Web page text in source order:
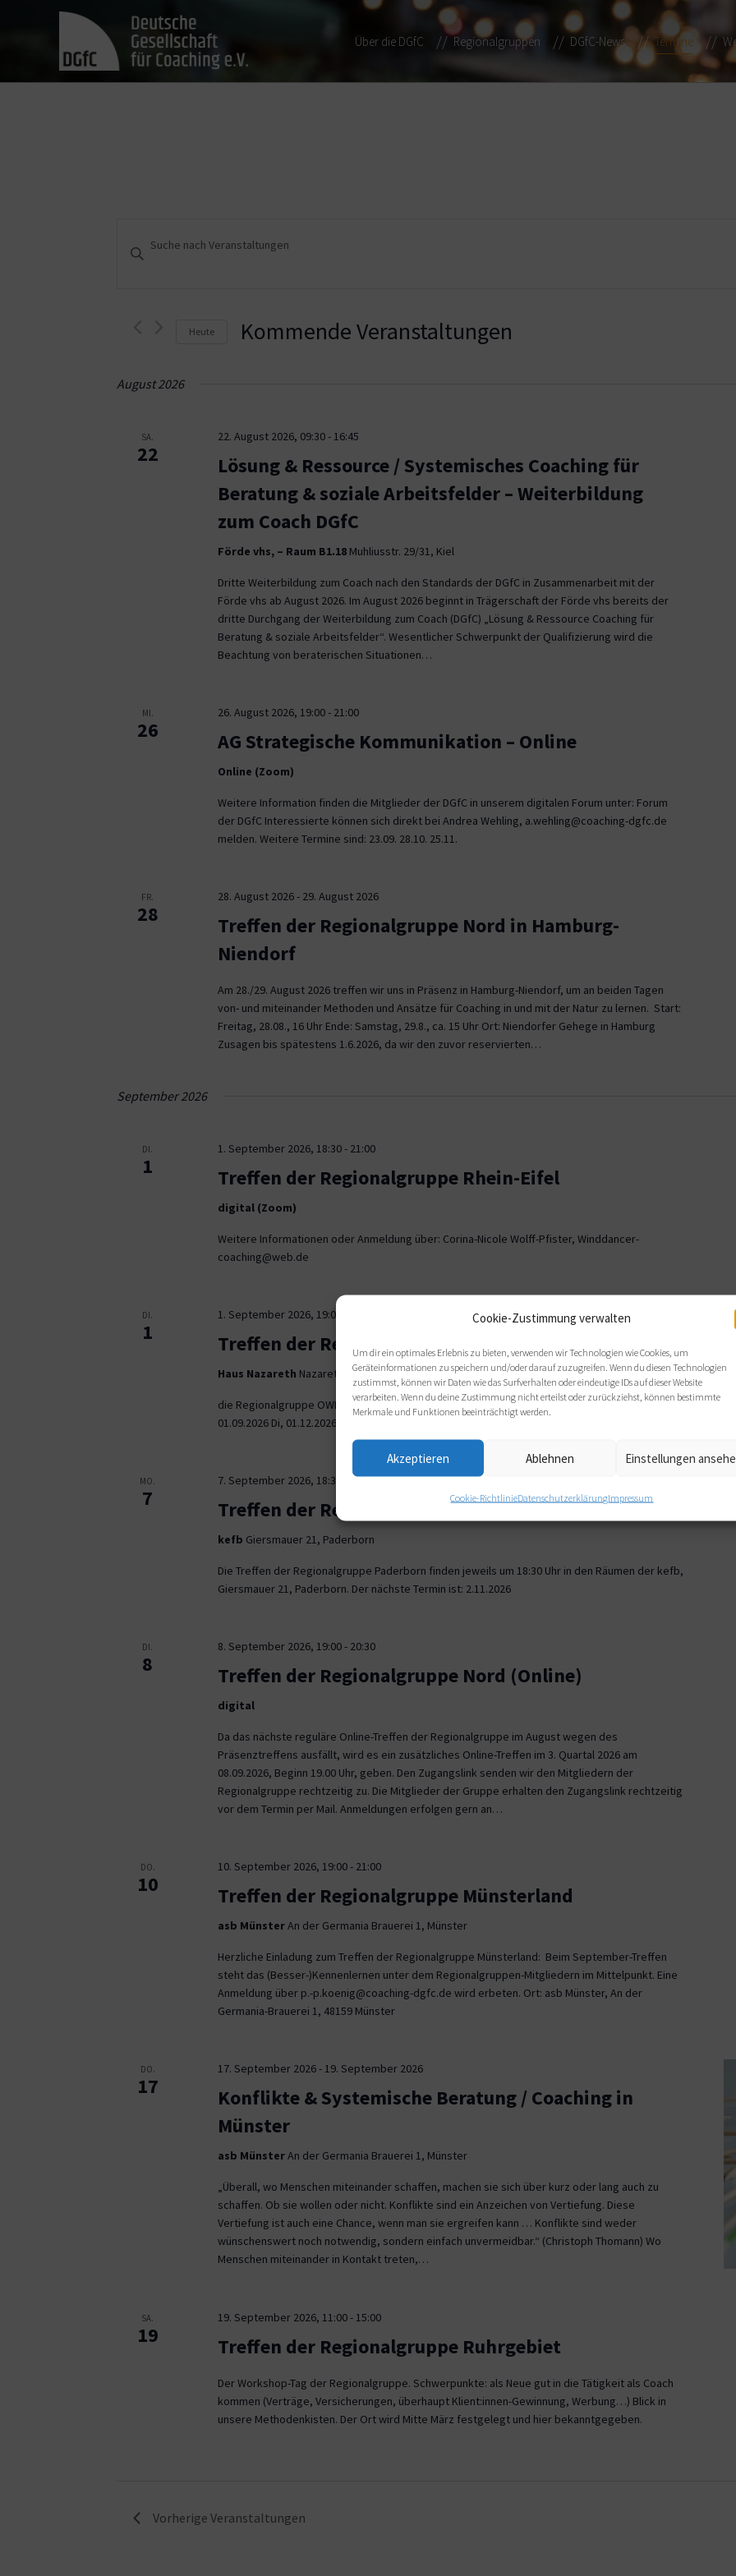
Cookie-Zustimmung verwalten
Um dir ein optimales Erlebnis zu bieten, verwenden wir Technologien wie Cookies, um
Geräteinformationen zu speichern und/oder darauf zuzugreifen. Wenn du diesen Technologien
zustimmst, können wir Daten wie das Surfverhalten oder eindeutige IDs auf dieser Website
verarbeiten. Wenn du deine Zustimmung nicht erteilst oder zurückziehst, können bestimmte
Merkmale und Funktionen beeinträchtigt werden.
Akzeptieren Ablehnen Einstellungen
Cookie-RichtlinieDatenschutzerklärungImpressum
Über die DGfC Regionalgruppen DGfC-News Termine
Veranstaltungen
Suche
Ansichten,
Navigation
Schlüsselwort
Heute Kommende Veranstaltungen
August 2026
SA.
22
22. August 2026, 09:30- 16:45
Lösung & Ressource / Systemisches Coaching für
Beratung & soziale Arbeitsfelder – Weiterbildung
zum Coach DGfC
Förde vhs, – Raum B1.18 Muhliusstr. 29/31, Kiel
Dritte Weiterbildung zum Coach nach den Standards der DGfC in Zusammenarbeit mit der
Förde vhs ab August 2026. Im August 2026 beginnt in Trägerschaft der Förde vhs bereits der
dritte Durchgang der Weiterbildung zum Coach (DGfC) „Lösung & Ressource Coaching für
Beratung & soziale Arbeitsfelder“. Wesentlicher Schwerpunkt der Qualifizierung wird die
Beachtung von beraterischen Situationen…
MI.
26
26. August 2026, 19:00- 21:00
AG Strategische Kommunikation – Online
Online (Zoom)
Weitere Information finden die Mitglieder der DGfC in unserem digitalen Forum unter: Forum
der DGfC Interessierte können sich direkt bei Andrea Wehling, a.wehling@coaching-dgfc.de
melden. Weitere Termine sind: 23.09. 28.10. 25.11.
FR.
28
28. August 2026- 29. August 2026
Treffen der Regionalgruppe Nord in Hamburg-
Niendorf
Am 28./29. August 2026 treffen wir uns in Präsenz in Hamburg-Niendorf, um an beiden Tagen
von- und miteinander Methoden und Ansätze für Coaching in und mit der Natur zu lernen. Start:
Freitag, 28.08., 16 Uhr Ende: Samstag, 29.8., ca. 15 Uhr Ort: Niendorfer Gehege in Hamburg
Zusagen bis spätestens 1.6.2026, da wir den zuvor reservierten…
September 2026
DI.
1
1. September 2026, 18:30- 21:00
Treffen der Regionalgruppe Rhein-Eifel
digital (Zoom)
Weitere Informationen oder Anmeldung über: Corina-Nicole Wolff-Pfister, Winddancer-
coaching@web.de
DI.
1
1. September 2026, 19:00
Treffen der Regionalgruppe OWL
Haus Nazareth Nazarethweg 5, Bielefeld
die Regionalgruppe OWL trifft sich wie gewohnt im Haus Nazareth an folgenden Terminen: Di,
01.09.2026 Di, 01.12.2026 jeweils von 19 bis 21 Uhr.
MO.
7
7. September 2026, 18:30 21:30
Treffen der Regionalgruppe Paderborn
kefb Giersmauer 21, Paderborn
Die Treffen der Regionalgruppe Paderborn finden jeweils um 18:30 Uhr in den Räumen der kefb,
Giersmauer 21, Paderborn. Der nächste Termin ist: 2.11.2026
DI.
8
8. September 2026, 19:00- 20:30
Treffen der Regionalgruppe Nord (Online)
digital
Da das nächste reguläre Online-Treffen der Regionalgruppe im August wegen des
Präsenztreffens ausfällt, wird es ein zusätzliches Online-Treffen im 3. Quartal 2026 am
08.09.2026, Beginn 19.00 Uhr, geben. Den Zugangslink senden wir den Mitgliedern der
Regionalgruppe rechtzeitig zu. Die Mitglieder der Gruppe erhalten den Zugangslink rechtzeitig
vor dem Termin per Mail. Anmeldungen erfolgen gern an…
DO.
10
10. September 2026, 19:00- 21:00
Treffen der Regionalgruppe Münsterland
asb MünsterAn der Germania Brauerei 1, Münster
Herzliche Einladung zum Treffen der Regionalgruppe Münsterland: Beim September-Treffen
steht das (Besser-)Kennenlernen unter dem Regionalgruppen-Mitgliedern im Mittelpunkt. Eine
Anmeldung über p.-p.koenig@coaching-dgfc.de wird erbeten. Ort: asb Münster, An der
Germania-Brauerei 1, 48159 Münster
DO.
17
17. September 2026- 19. September 2026
Konflikte & Systemische Beratung / Coaching in
Münster
asb MünsterAn der Germania Brauerei 1, Münster
„Überall, wo Menschen miteinander schaffen, machen sie sich über kurz oder lang auch zu
schaffen. Ob sie wollen oder nicht. Konflikte sind ein Anzeichen von Vertiefung. Diese
Vertiefung ist auch eine Chance, wenn man sie ergreifen kann … Konflikte sind weder
wünschenswert noch notwendig, sondern einfach unvermeidbar.“ (Christoph Thomann) Wo
Menschen miteinander in Kontakt treten,…
SA.
19
19. September 2026, 11:00- 15:00
Treffen der Regionalgruppe Ruhrgebiet
Der Workshop-Tag der Regionalgruppe. Schwerpunkte: als Neue gut in die Tätigkeit als Coach
kommen (Verträge, Versicherungen, überhaupt Klient:innen-Gewinnung, Werbung…) Blick in
unsere Methodenkisten. Der Ort wird Mitte März festgelegt und hier bekanntgegeben.
Vorherige Veranstaltungen